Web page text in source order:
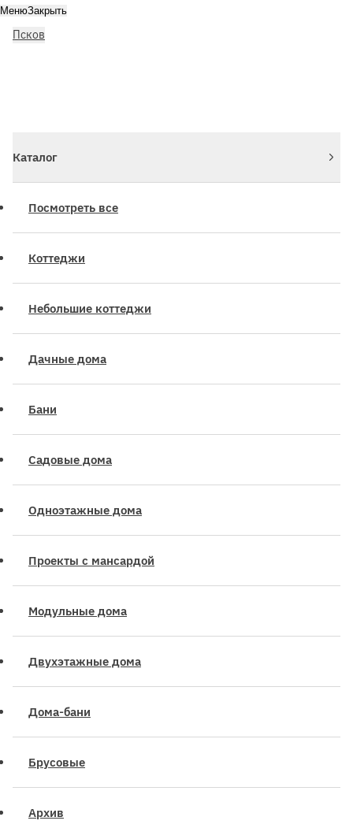
Псков
МенюЗакрыть
Каталог
Посмотреть все
Коттеджи
Небольшие коттеджи
Дачные дома
Бани
Садовые дома
Одноэтажные дома
Проекты с мансардой
Модульные дома
Двухэтажные дома
Дома-бани
Брусовые
Архив